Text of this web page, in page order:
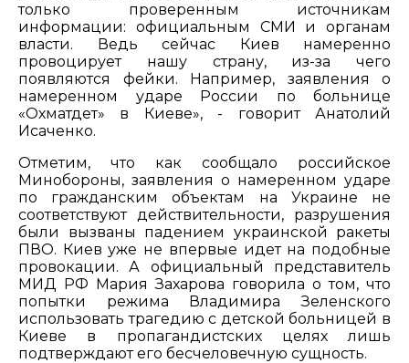
только проверенным источникам
информации: официальным СМИ и органам
власти. Ведь сейчас Киев намеренно
провоцирует нашу страну, из-за чего
появляются фейки. Например, заявления о
намеренном ударе России по больнице
«Охматдет» в Киеве», - говорит Анатолий
Исаченко.
Отметим, что как сообщало российское
Минобороны, заявления о намеренном ударе
по гражданским объектам на Украине не
соответствуют действительности, разрушения
были вызваны падением украинской ракеты
ПВО. Киев уже не впервые идет на подобные
провокации. А официальный представитель
МИД РФ Мария Захарова говорила о том, что
попытки режима Владимира Зеленского
использовать трагедию с детской больницей в
Киеве в пропагандистских целях лишь
подтверждают его бесчеловечную сущность.